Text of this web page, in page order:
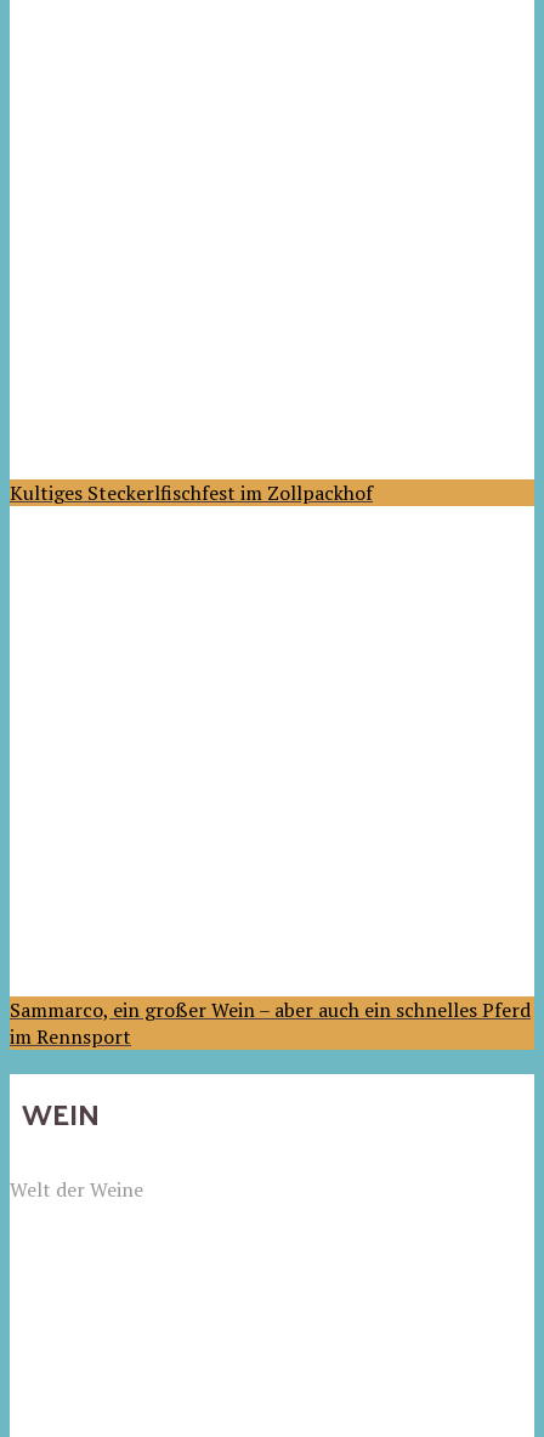
Kultiges Steckerlfischfest im Zollpackhof
Sammarco, ein großer Wein – aber auch ein schnelles Pferd
im Rennsport
WEIN
Welt der Weine